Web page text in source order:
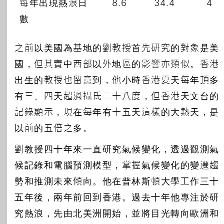
每年出現熱浪日
數
8.6 34.4 4
之前以美國為基地的劉教授首先研究的對象是美
國，但其實中西部以外地區的影響亦類似。香港
出生的教授也留意到，他小時香港夏天每年頂多
有三、四天超過攝氏二十八度，但香港天文台的
記錄顯示，現在每年有十五天這樣的大熱天，是
以前的五倍之多。
劉教授四十年來一直研究氣候變化，透過觀測氣
候記錄和電腦預測模型，掌握氣候變化的變遷趨
勢和推測未來傾向。他在普林斯頓大學工作三十
五年後，兩年前回到香港。過去十年他專注於研
究熱浪，先由北美洲開始，並將目光轉向歐洲和